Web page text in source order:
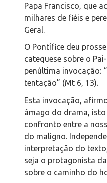
Papa Francisco, que
milhares de fiéis e
Geral.
O Pontífice deu
catequese sobre o
penúltima invocação:
tentação” (Mt 6, 13).
Esta invocação,
âmago do drama,
confronto entre a
do maligno.
interpretação do
seja o protagonista
sobre o caminho do